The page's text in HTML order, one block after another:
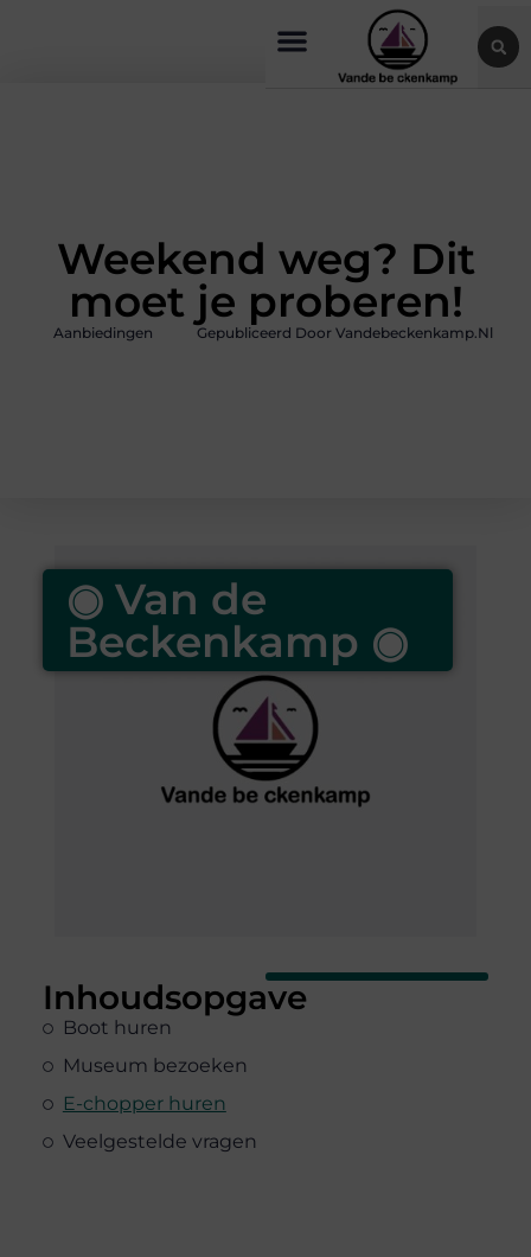
Weekend weg? Dit
moet je proberen!
Aanbiedingen Gepubliceerd Door Vandebeckenkamp.nl
Inhoudsopgave
Boot huren
Museum bezoeken
E-chopper huren
Veelgestelde vragen
◉ Van de
Beckenkamp ◉